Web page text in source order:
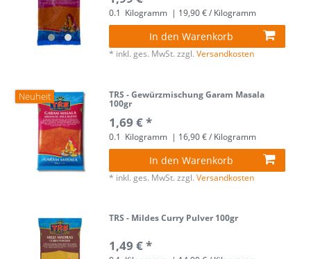
0.1 Kilogramm | 19,90 € / Kilogramm
In den Warenkorb
* inkl. ges. MwSt. zzgl.Versandkosten
Neuheit TRS - Gewürzmischung Garam Masala
100gr
1,69 € *
0.1 Kilogramm | 16,90 € / Kilogramm
In den Warenkorb
* inkl. ges. MwSt. zzgl.Versandkosten
TRS - Mildes Curry Pulver 100gr
1,49 € *